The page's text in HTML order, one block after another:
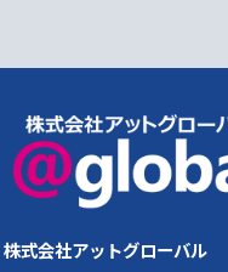
株式会社アットグローバル